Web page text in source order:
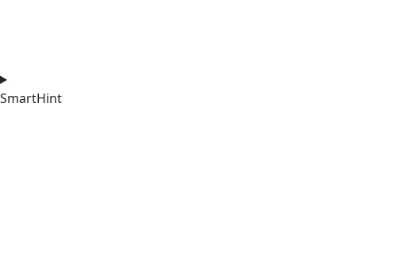
SmartHint